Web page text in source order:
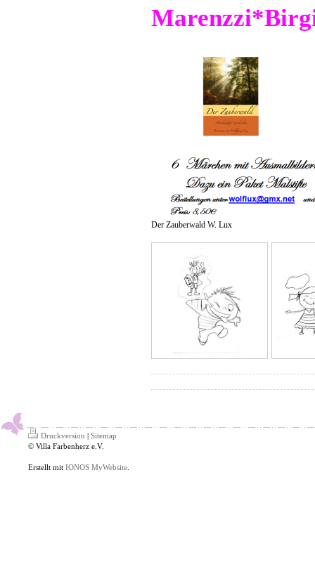
Der Zauberwald W. Lux
Druckversion | Sitemap
© Villa Farbenherz e.V.
Erstellt mit IONOS MyWebsite